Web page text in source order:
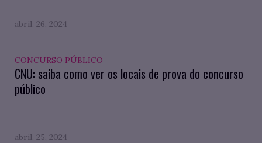
abril. 26, 2024
CONCURSO PÚBLICO
CNU: saiba como ver os locais de prova do concurso
público
abril. 25, 2024